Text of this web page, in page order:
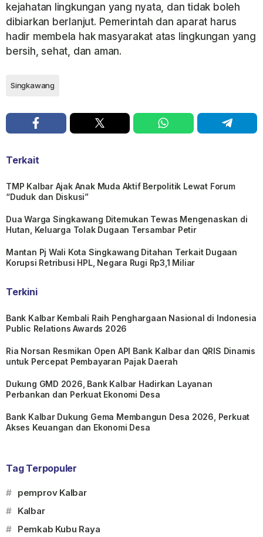
kejahatan lingkungan yang nyata, dan tidak boleh
dibiarkan berlanjut. Pemerintah dan aparat harus
hadir membela hak masyarakat atas lingkungan yang
bersih, sehat, dan aman.
Singkawang
Terkait
TMP Kalbar Ajak Anak Muda Aktif Berpolitik Lewat Forum
“Duduk dan Diskusi”
Dua Warga Singkawang Ditemukan Tewas Mengenaskan di
Hutan, Keluarga Tolak Dugaan Tersambar Petir
Mantan Pj Wali Kota Singkawang Ditahan Terkait Dugaan
Korupsi Retribusi HPL, Negara Rugi Rp3,1 Miliar
Terkini
Bank Kalbar Kembali Raih Penghargaan Nasional di Indonesia
Public Relations Awards 2026
Ria Norsan Resmikan Open API Bank Kalbar dan QRIS Dinamis
untuk Percepat Pembayaran Pajak Daerah
Dukung GMD 2026, Bank Kalbar Hadirkan Layanan
Perbankan dan Perkuat Ekonomi Desa
Bank Kalbar Dukung Gema Membangun Desa 2026, Perkuat
Akses Keuangan dan Ekonomi Desa
Tag Terpopuler
# pemprov Kalbar
# Kalbar
# Pemkab Kubu Raya